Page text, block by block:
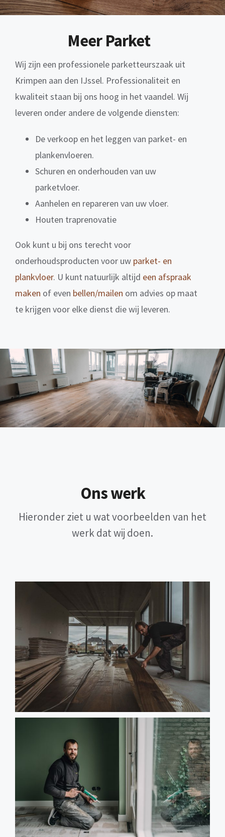
Meer Parket
Wij zijn een professionele parketteurszaak uit
Krimpen aan den IJssel. Professionaliteit en
kwaliteit staan bij ons hoog in het vaandel. Wij
leveren onder andere de volgende diensten:
De verkoop en het leggen van parket- en
plankenvloeren.
Schuren en onderhouden van uw
parketvloer.
Aanhelen en repareren van uw vloer.
Houten traprenovatie
Ook kunt u bij ons terecht voor
onderhoudsproducten voor uw parket- en
plankvloer. U kunt natuurlijk altijd een afspraak
maken of even bellen/mailen om advies op maat
te krijgen voor elke dienst die wij leveren.
Ons werk
Hieronder ziet u wat voorbeelden van het
werk dat wij doen.